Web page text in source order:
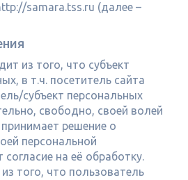
samara.tss.ru (далее –
из того, что субъект
в т.ч. посетитель сайта
субъект персональных
свободно, своей волей
решение о
персональной
на её обработку.
того, что пользователь